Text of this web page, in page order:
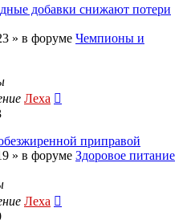
добавки снижают потери
» в форуме Чемпионы и
Леха
приправой
» в форуме Здоровое питание
Леха